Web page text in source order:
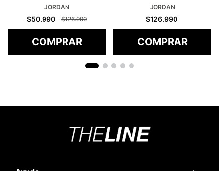
JORDAN
$50.990 $126.990
COMPRAR
JORDAN
$126.990
COMPRAR